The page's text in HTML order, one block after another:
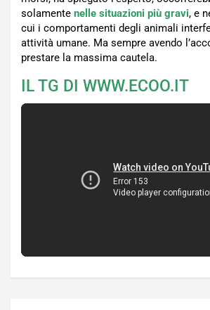
solamente nelle situazioni più gravi, e
cui i comportamenti degli animali
attività umane. Ma sempre avendo
prestare la massima cautela.
IL TG DI WWW.ECOO.IT